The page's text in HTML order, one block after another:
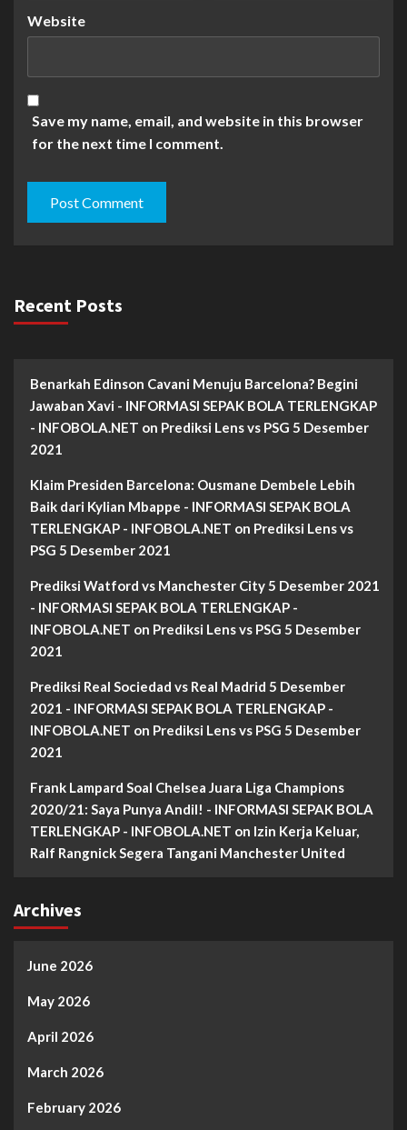
Website
Save my name, email, and website in this browser
for the next time I comment.
Recent Posts
Benarkah Edinson Cavani Menuju Barcelona? Begini
Jawaban Xavi - INFORMASI SEPAK BOLA TERLENGKAP
- INFOBOLA.NET on Prediksi Lens vs PSG 5 Desember
2021
Klaim Presiden Barcelona: Ousmane Dembele Lebih
Baik dari Kylian Mbappe - INFORMASI SEPAK BOLA
TERLENGKAP - INFOBOLA.NET on Prediksi Lens vs
PSG 5 Desember 2021
Prediksi Watford vs Manchester City 5 Desember 2021
- INFORMASI SEPAK BOLA TERLENGKAP -
INFOBOLA.NET on Prediksi Lens vs PSG 5 Desember
2021
Prediksi Real Sociedad vs Real Madrid 5 Desember
2021 - INFORMASI SEPAK BOLA TERLENGKAP -
INFOBOLA.NET on Prediksi Lens vs PSG 5 Desember
2021
Frank Lampard Soal Chelsea Juara Liga Champions
2020/21: Saya Punya Andil! - INFORMASI SEPAK BOLA
TERLENGKAP - INFOBOLA.NET on Izin Kerja Keluar,
Ralf Rangnick Segera Tangani Manchester United
Archives
June 2026
May 2026
April 2026
March 2026
February 2026